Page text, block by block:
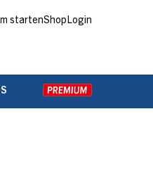
startenShopLogin